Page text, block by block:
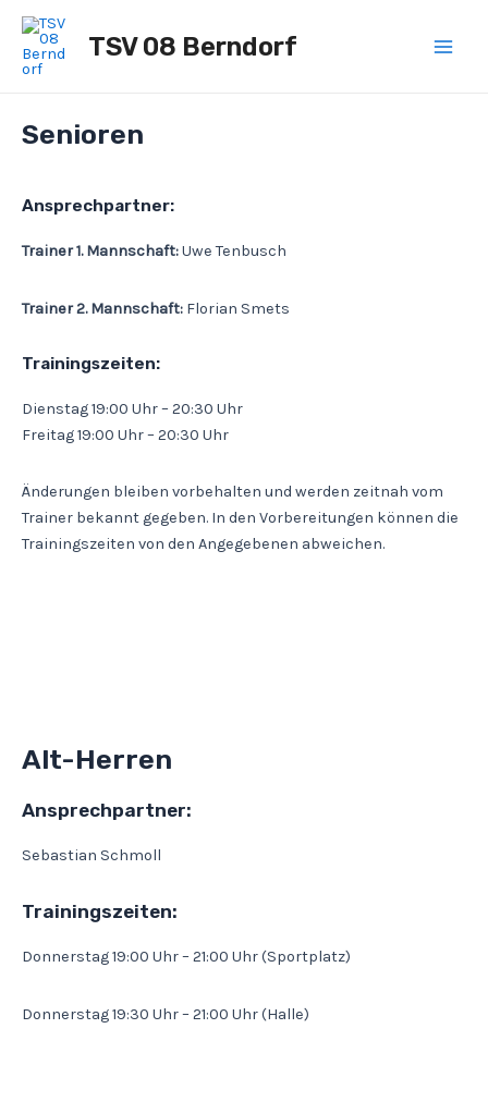
Inhalt
springen
TSV 08 Berndorf
Senioren
Ansprechpartner:
Trainer 1. Mannschaft:Uwe Tenbusch
Trainer 2. Mannschaft: Florian Smets
Trainingszeiten:
Dienstag 19:00 Uhr – 20:30 Uhr
Freitag 19:00 Uhr – 20:30 Uhr
Änderungen bleiben vorbehalten und werden zeitnah vom
Trainer bekannt gegeben. In den Vorbereitungen können die
Trainingszeiten von den Angegebenen abweichen.
Alt-Herren
Ansprechpartner:
Sebastian Schmoll
Trainingszeiten:
Donnerstag 19:00 Uhr – 21:00 Uhr (Sportplatz)
Donnerstag 19:30 Uhr – 21:00 Uhr (Halle)